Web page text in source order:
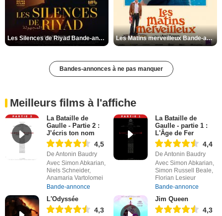
Les Silences de Riyad Bande-annonce VO STFR Les Matins merveilleux Bande-annonce VF
Bandes-annonces à ne pas manquer
Meilleurs films à l'affiche
La Bataille de
Gaulle - Partie 2 :
J’écris ton nom
4,5
De Antonin Baudry
Avec Simon Abkarian,
Niels Schneider,
Anamaria Vartolomei
Bande-annonce
La Bataille de
Gaulle - partie 1 :
L'Âge de Fer
4,4
De Antonin Baudry
Avec Simon Abkarian,
Simon Russell Beale,
Florian Lesieur
Bande-annonce
L'Odyssée
4,3
Jim Queen
4,3